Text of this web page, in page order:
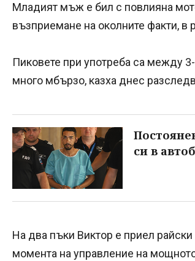
Младият мъж е бил с повлияна
възприемане на околните факти, в
Пиковете при употреба са между
много мбързо, казха днес
си в
На два пъки Виктор е приел райски
момента на управление на